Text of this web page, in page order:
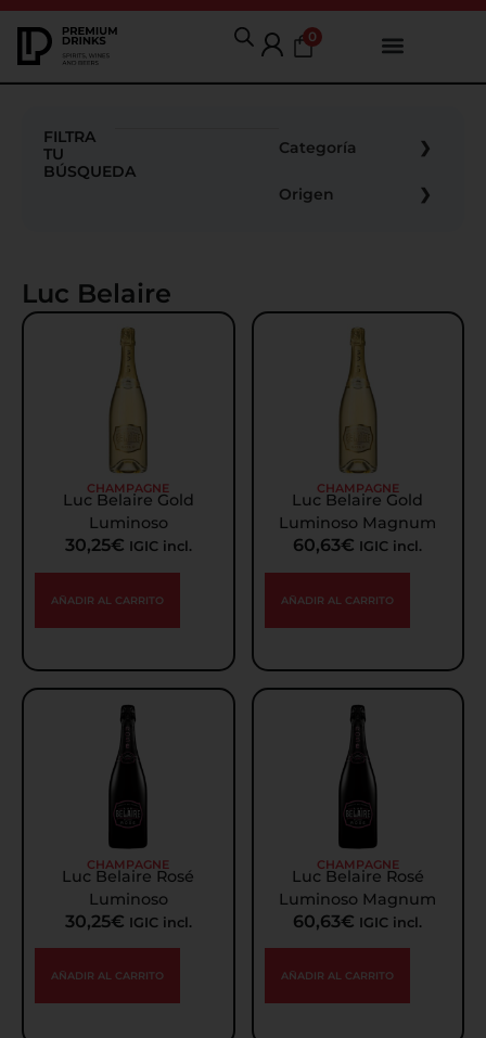
0
FILTRA
TU
BÚSQUEDA
Categoría
Origen
Luc Belaire
CHAMPAGNE
Luc Belaire Gold
Luminoso
30,25€ IGIC incl.
AÑADIR AL CARRITO
CHAMPAGNE
Luc Belaire Gold
Luminoso Magnum
60,63€ IGIC incl.
AÑADIR AL CARRITO
CHAMPAGNE
Luc Belaire Rosé
Luminoso
30,25€ IGIC incl.
AÑADIR AL CARRITO
CHAMPAGNE
Luc Belaire Rosé
Luminoso Magnum
60,63€ IGIC incl.
AÑADIR AL CARRITO